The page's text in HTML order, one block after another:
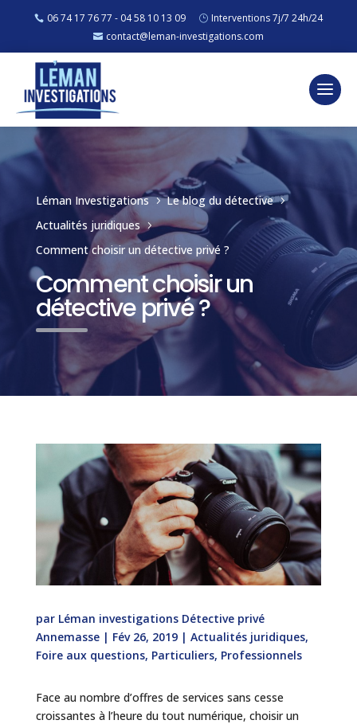
06 74 17 76 77 - 04 58 10 13 09
Interventions 7j/7 24h/24
contact@leman-investigations.com
Léman Investigations5Le blog du détective5
Actualités juridiques 5
Comment choisir un détective privé ?
Comment choisir un
détective privé ?
par Léman investigations Détective privé
Annemasse| Fév 26, 2019| Actualités juridiques,
Foire aux questions, Particuliers, Professionnels
Face au nombre d’offres de services sans cesse
croissantes à l’heure du tout numérique, choisir un